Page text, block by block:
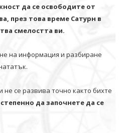
да се освободите от
през това време Сатурн в
смелостта ви.
на информация и разбиране
не се развива точно както бихте
да започнете да се